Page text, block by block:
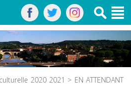
2020 2021 > EN ATTENDANT